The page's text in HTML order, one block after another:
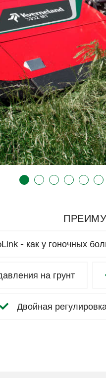
- как у гоночных
на грунт
Двойная